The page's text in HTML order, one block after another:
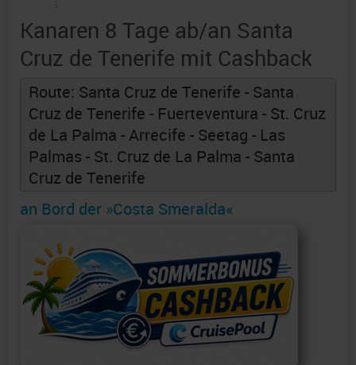
Kanaren 8 Tage ab/an Santa
Cruz de Tenerife mit Cashback
Route: Santa Cruz de Tenerife - Santa
Cruz de Tenerife - Fuerteventura - St. Cruz
de La Palma - Arrecife - Seetag - Las
Palmas - St. Cruz de La Palma - Santa
Cruz de Tenerife
an Bord der »Costa Smeralda«